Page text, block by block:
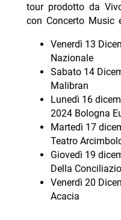
tour prodotto da
con Concerto Music
Venerdì 13
Nazionale
Sabato 14
Malibran
Lunedì 16
2024 Bologna
Martedì 17
Teatro
Giovedì 19
Della
Venerdì 20
Acacia